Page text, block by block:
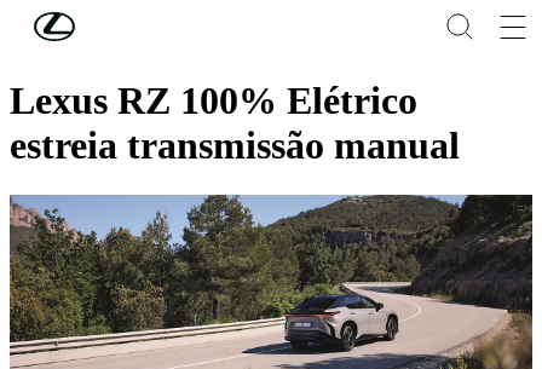
Skip to Main Content
Notícias Lexus
Lexus RZ 100% Elétrico
estreia transmissão manual